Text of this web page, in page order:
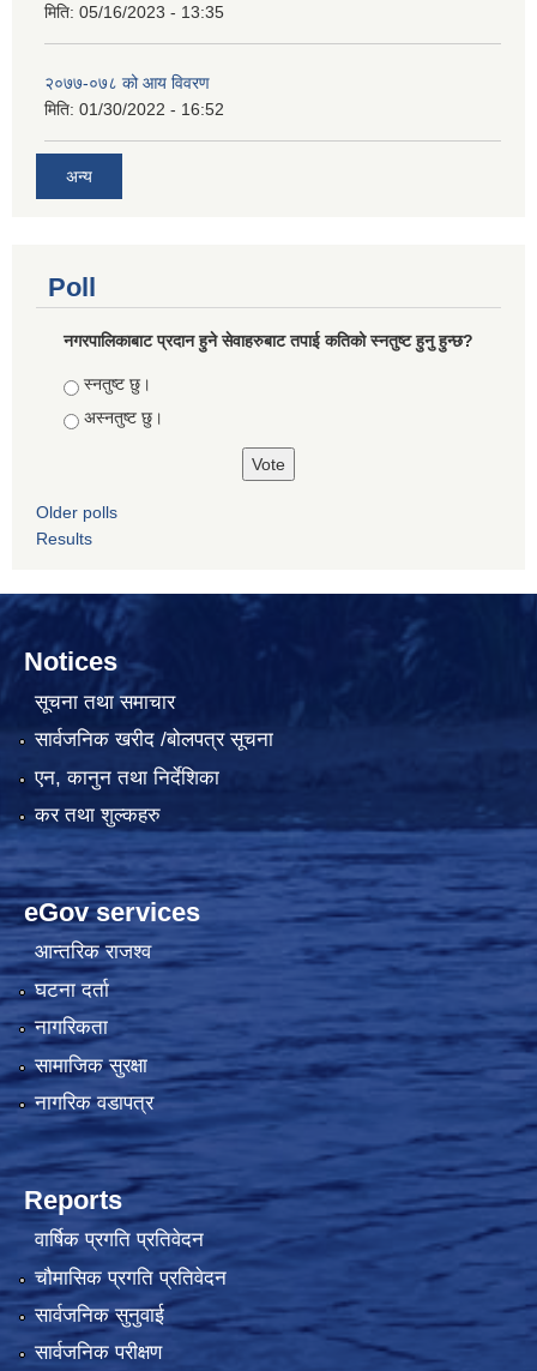
मिति: 05/16/2023 - 13:35
२०७७-०७८ को आय विवरण
मिति: 01/30/2022 - 16:52
अन्य
Poll
नगरपालिकाबाट प्रदान हुने सेवाहरुबाट तपाई कतिको स्नतुष्ट हुनु हुन्छ?
Choices
स्नतुष्ट छु।
अस्नतुष्ट छु।
Older polls
Results
Notices
सूचना तथा समाचार
सार्वजनिक खरीद /बोलपत्र सूचना
एन, कानुन तथा निर्देशिका
कर तथा शुल्कहरु
eGov services
आन्तरिक राजश्व
घटना दर्ता
नागरिकता
सामाजिक सुरक्षा
नागरिक वडापत्र
Reports
वार्षिक प्रगति प्रतिवेदन
चौमासिक प्रगति प्रतिवेदन
सार्वजनिक सुनुवाई
सार्वजनिक परीक्षण